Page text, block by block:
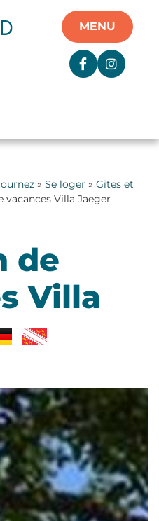
MENU
» Se loger » Gîtes et
vacances Villa Jaeger
de
Villa